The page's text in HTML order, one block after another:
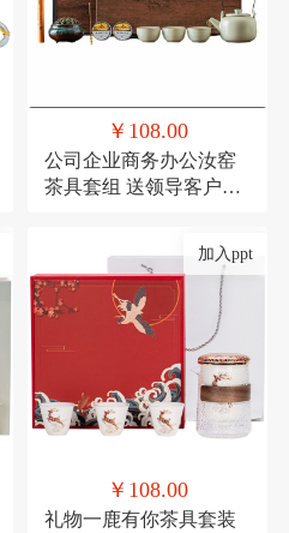
￥108.00
公司企业商务办公汝窑
茶具套组 送领导客户实
加入ppt
￥108.00
礼物一鹿有你茶具套装